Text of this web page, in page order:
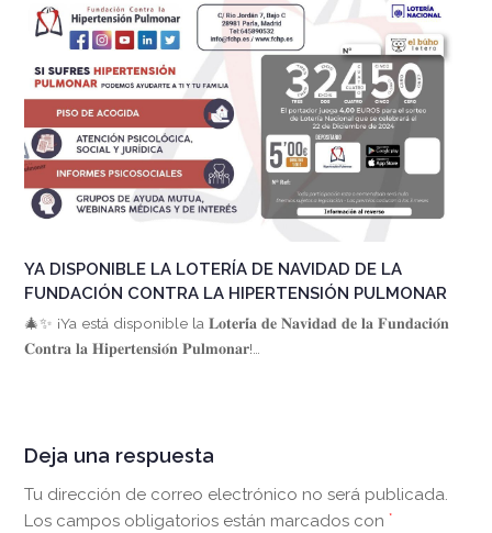
YA DISPONIBLE LA LOTERÍA DE NAVIDAD DE LA
FUNDACIÓN CONTRA LA HIPERTENSIÓN PULMONAR
🎄✨ ¡Ya está disponible la 𝐋𝐨𝐭𝐞𝐫𝐢́𝐚 𝐝𝐞 𝐍𝐚𝐯𝐢𝐝𝐚𝐝 𝐝𝐞 𝐥𝐚 𝐅𝐮𝐧𝐝𝐚𝐜𝐢𝐨́𝐧
𝐂𝐨𝐧𝐭𝐫𝐚 𝐥𝐚 𝐇𝐢𝐩𝐞𝐫𝐭𝐞𝐧𝐬𝐢𝐨́𝐧 𝐏𝐮𝐥𝐦𝐨𝐧𝐚𝐫!…
Deja una respuesta
Tu dirección de correo electrónico no será publicada.
Los campos obligatorios están marcados con*